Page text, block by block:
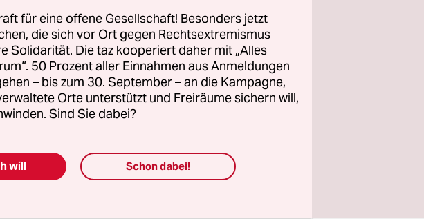
das Aufhängen des Klo-
Genie im Frack? Beides
Verhältnis zwischen dem
neue und ein neu
Gelingt die
für eine offene Gesellschaft! Besonders jetzt
die sich vor Ort gegen Rechtsextremismus
Solidarität. Die taz kooperiert daher mit „Alles
50 Prozent aller Einnahmen aus Anmeldungen
– bis zum 30. September – an die Kampagne,
Orte unterstützt und Freiräume sichern will,
Sind Sie dabei?
will Schon dabei!